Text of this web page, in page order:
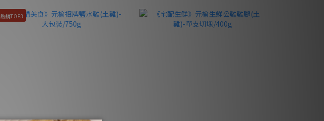
熱銷TOP3